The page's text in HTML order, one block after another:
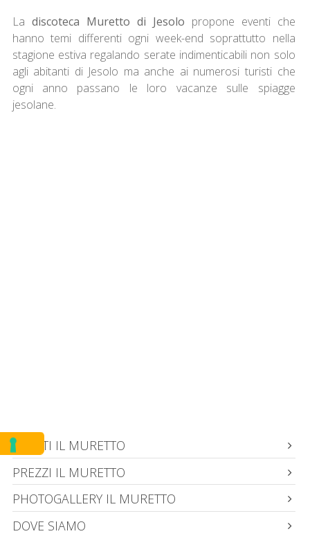
La discoteca Muretto di Jesolo propone eventi che
hanno temi differenti ogni week-end soprattutto nella
stagione estiva regalando serate indimenticabili non solo
agli abitanti di Jesolo ma anche ai numerosi turisti che
ogni anno passano le loro vacanze sulle spiagge
jesolane.
EVENTI IL MURETTO
PREZZI IL MURETTO
PHOTOGALLERY IL MURETTO
DOVE SIAMO